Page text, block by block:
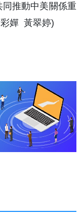
推動中美關係重
嬋 黃翠婷)